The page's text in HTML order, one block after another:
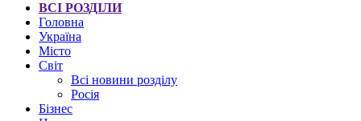
ВСІ РОЗДІЛИ
Головна
Україна
Місто
Світ
Всі новини розділу
Росія
Бізнес